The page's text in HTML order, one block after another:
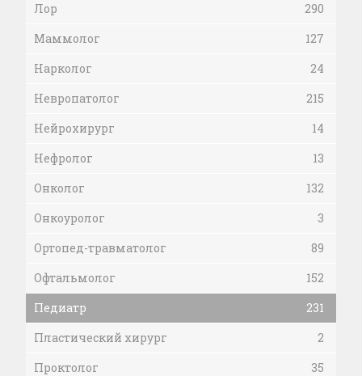
Лор
290
Маммолог
127
Нарколог
24
Невропатолог
215
Нейрохирург
14
Нефролог
13
Онколог
132
Онкоуролог
3
Ортопед-травматолог
89
Офтальмолог
152
Педиатр
231
Пластический хирург
2
Проктолог
35